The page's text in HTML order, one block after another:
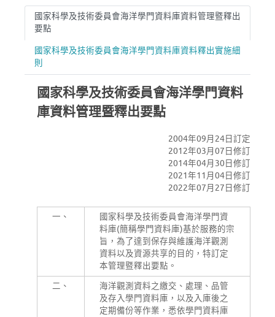
國家科學及技術委員會海洋學門資料庫資料管理暨釋出
要點
國家科學及技術委員會海洋學門資料庫資料釋出實施細
則
國家科學及技術委員會海洋學門資料
庫資料管理暨釋出要點
2004年09月24日訂定
2012年03月07日修訂
2014年04月30日修訂
2021年11月04日修訂
2022年07月27日修訂
一、
國家科學及技術委員會海洋學門資
料庫(簡稱學門資料庫)基於服務的宗
旨，為了達到保存與維護海洋觀測
資料以及資源共享的目的，特訂定
本管理暨釋出要點。
二、
海洋觀測資料之繳交、處理、品管
及存入學門資料庫，以及入庫後之
定期備份等作業，悉依學門資料庫